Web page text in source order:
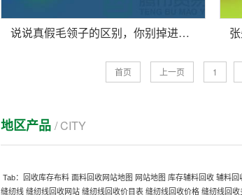
说说真假毛领子的区别，你别掉进坑里-长期大量回收毛领毛条公司
首页 上一页 1
地区产品 / CITY
Tab： 回收库存布料 面料回收网站地图 网站地图 库存辅料回收 辅料回
缝纫线 缝纫线回收网站 缝纫线回收价目表 缝纫线回收价格 缝纫线回收